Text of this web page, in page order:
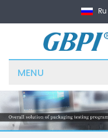
Ru
MENU